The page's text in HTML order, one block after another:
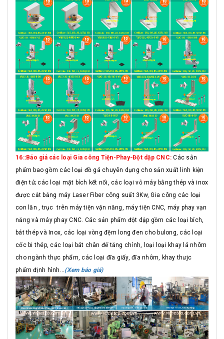
16::Báo giá các loại Gia công Tiện-Phay-Đột dập CNC: Các sản
phẩm bao gồm các loại đồ gá chuyên dụng cho sản xuất linh kiện
điện tử; các loại mặt bích kết nối, các loại vỏ máy bằng thép và inox
được cắt bằng máy Laser Fiber công suất 3Kw, Gia công các loại
con lăn , trục trên máy tiện vận năng, máy tiện CNC, máy phay vạn
năng và máy phay CNC. Các sản phẩm đột dập gồm các loại bích,
bát thép và Inox, các loại vòng đệm long đen cho bulong, các loại
cốc bi thép, các loại bát chân đế tăng chỉnh, loại loại khay lá nhôm
cho ngành thực phẩm, các loại đĩa giấy, đĩa nhôm, khay thưjc
phẩm định hình...(Xem báo giá)